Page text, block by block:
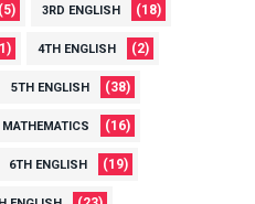
(5) 3RD ENGLISH (18)
4TH ENGLISH (2)
5TH ENGLISH (38)
(16)
6TH ENGLISH (19)